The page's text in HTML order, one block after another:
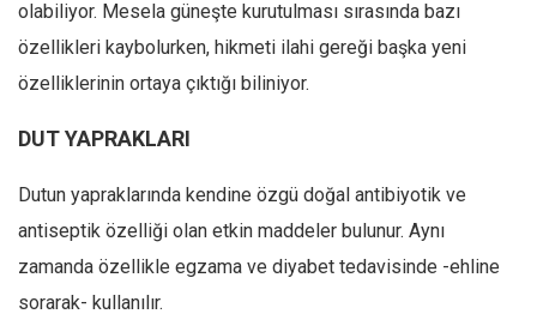
olabiliyor. Mesela güneşte kurutulması sırasında bazı
özellikleri kaybolurken, hikmeti ilahi gereği başka yeni
özelliklerinin ortaya çıktığı biliniyor.
DUT YAPRAKLARI
Dutun yapraklarında kendine özgü doğal antibiyotik ve
antiseptik özelliği olan etkin maddeler bulunur. Aynı
zamanda özellikle egzama ve diyabet tedavisinde -ehline
sorarak- kullanılır.